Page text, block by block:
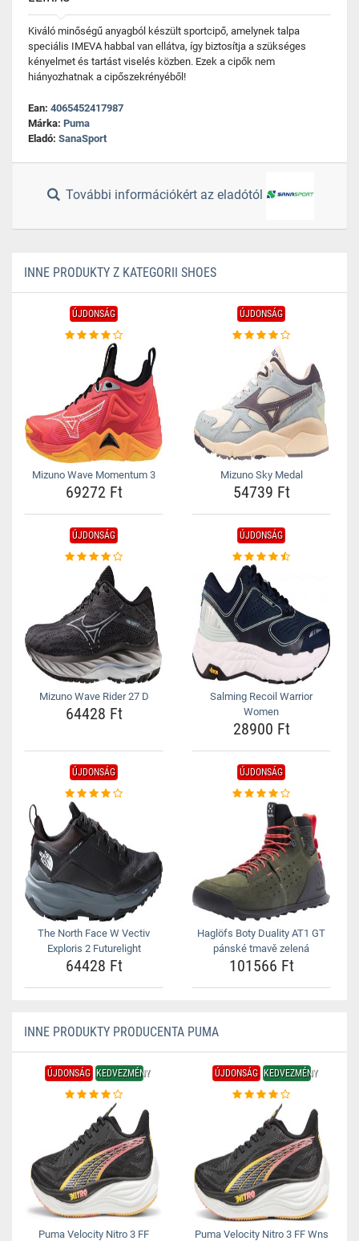
Kiváló minőségű anyagból készült sportcipő, amelynek talpa
speciális IMEVA habbal van ellátva, így biztosítja a szükséges
kényelmet és tartást viselés közben. Ezek a cipők nem
hiányozhatnak a cipőszekrényéből!
Ean: 4065452417987
Márka: Puma
Eladó: SanaSport
További információkért az eladótól
INNE PRODUKTY Z KATEGORII SHOES
ÚJDONSÁG
Mizuno Wave Momentum 3
69272 Ft
ÚJDONSÁG
Mizuno Sky Medal
54739 Ft
ÚJDONSÁG
Mizuno Wave Rider 27 D
64428 Ft
ÚJDONSÁG
Salming Recoil Warrior
Women
28900 Ft
ÚJDONSÁG
The North Face W Vectiv
Exploris 2 Futurelight
64428 Ft
ÚJDONSÁG
Haglöfs Boty Duality AT1 GT
pánské tmavě zelená
101566 Ft
INNE PRODUKTY PRODUCENTA PUMA
ÚJDONSÁG KEDVEZMÉNY
Puma Velocity Nitro 3 FF
ÚJDONSÁG KEDVEZMÉNY
Puma Velocity Nitro 3 FF Wns